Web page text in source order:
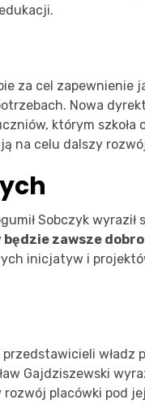
za cel zapewnienie
Nowa
którym szkoła
na celu dalszy
Sobczyk wyraził
zawsze
inicjatyw i
władz
Gajdziszewski
placówki pod jej